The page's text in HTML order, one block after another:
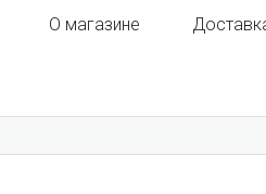
О магазине